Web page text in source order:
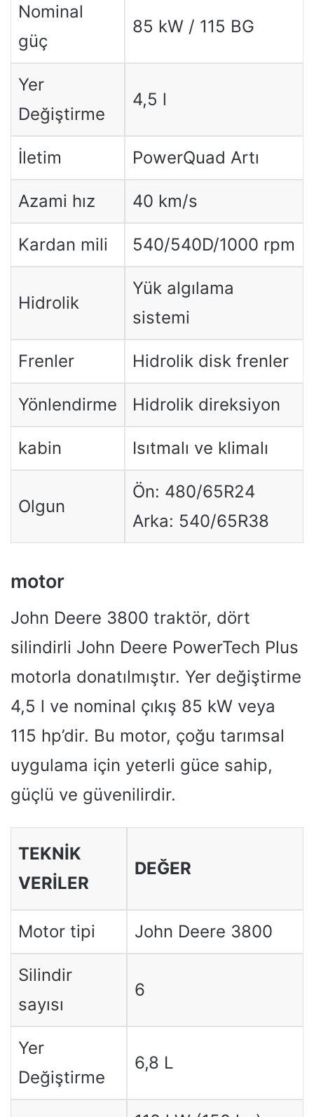
Nominal
güç
85 kW / 115 BG
Yer
Değiştirme
4,5 l
İletim PowerQuad Artı
Azami hız 40 km/s
Kardan mili 540/540D/1000 rpm
Hidrolik
Yük algılama
sistemi
Frenler Hidrolik disk frenler
Yönlendirme Hidrolik direksiyon
kabin Isıtmalı ve klimalı
Olgun
Ön: 480/65R24
Arka: 540/65R38
motor
John Deere 3800 traktör, dört
silindirli John Deere PowerTech Plus
motorla donatılmıştır. Yer değiştirme
4,5 l ve nominal çıkış 85 kW veya
115 hp’dir. Bu motor, çoğu tarımsal
uygulama için yeterli güce sahip,
güçlü ve güvenilirdir.
TEKNIK
VERILER
DEĞER
Motor tipi John Deere 3800
Silindir
sayısı
6
Yer
Değiştirme
6,8 L